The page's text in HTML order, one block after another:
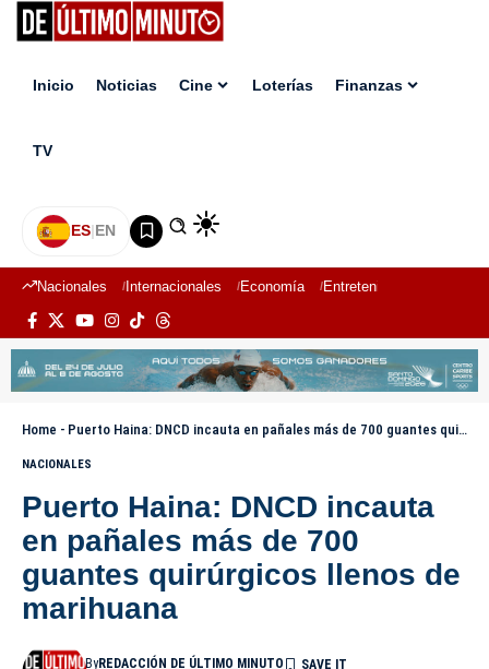
Inicio Noticias Cine Loterías Finanzas
TV
ES|EN
Nacionales Internacionales Economía Entretenimiento
Home - Puerto Haina: DNCD incauta en pañales más de 700 guantes quirúrgicos llenos de marihuana
NACIONALES
Puerto Haina: DNCD incauta
en pañales más de 700
guantes quirúrgicos llenos de
marihuana
ByREDACCIÓN DE ÚLTIMO MINUTO